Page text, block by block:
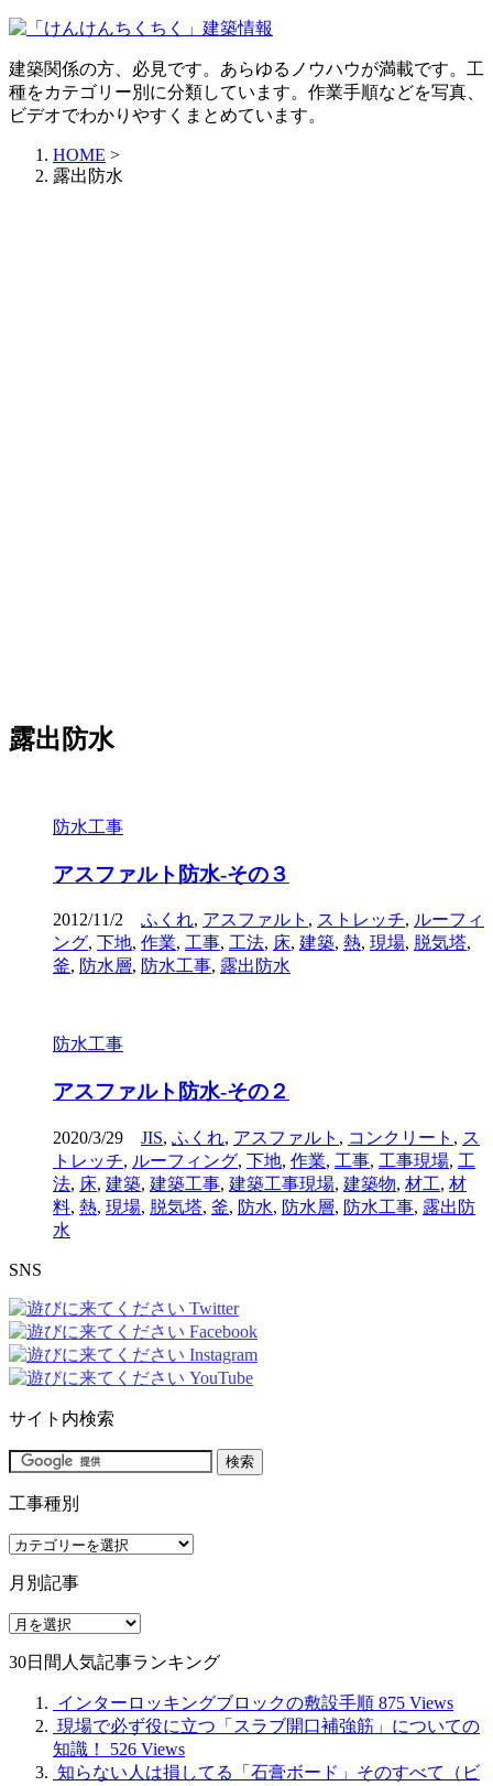
建築関係の方、必見です。あらゆるノウハウが満載です。工
種をカテゴリー別に分類しています。作業手順などを写真、
ビデオでわかりやすくまとめています。
HOME >
露出防水
露出防水
防水工事
アスファルト防水-その３
2012/11/2 ふくれ, アスファルト , ストレッチ, ルーフィ
ング, 下地, 作業, 工事, 工法, 床, 建築, 熱, 現場, 脱気塔,
釜, 防水層, 防水工事, 露出防水
防水工事
アスファルト防水-その２
2020/3/29 JIS, ふくれ, アスファルト , コンクリート , ス
トレッチ, ルーフィング, 下地, 作業, 工事, 工事現場, 工
法, 床, 建築, 建築工事, 建築工事現場, 建築物, 材工, 材
料, 熱, 現場, 脱気塔, 釜, 防水, 防水層, 防水工事, 露出防
水
SNS
サイト内検索
工事種別
工
種
別
月別記事
月
記
30日間人気記事ランキング
インターロッキングブロックの敷設手順 875 Views
現場で必ず役に立つ「スラブ開口補強筋」についての
知識！
526 Views
知らない人は損してる「石膏ボード」そのすべて（ビ